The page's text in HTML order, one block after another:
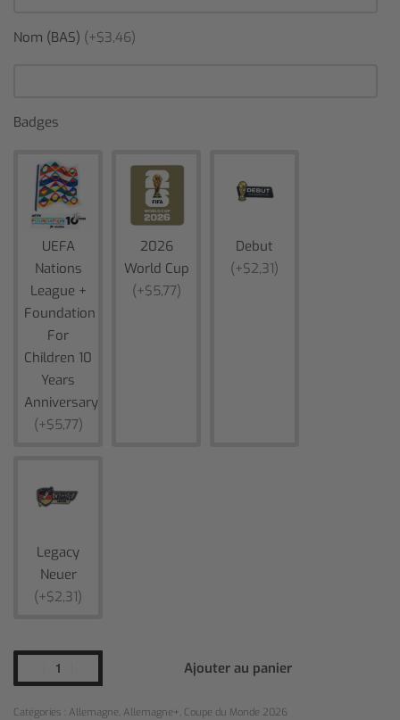
Nom (BAS) (+$3,46)
Badges
UEFA
Nations
League +
Foundation
For
Children 10
Years
Anniversary
(+$5,77)
2026
World Cup
(+$5,77)
Debut
(+$2,31)
Legacy
Neuer
(+$2,31)
Ajouter au panier
Catégories : Allemagne Allemagne+ Coupe du Monde 2026